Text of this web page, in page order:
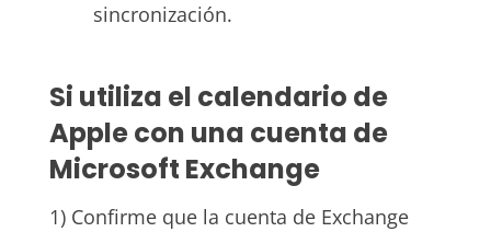
sincronización.
Si utiliza el calendario de
Apple con una cuenta de
Microsoft Exchange
1) Confirme que la cuenta de Exchange